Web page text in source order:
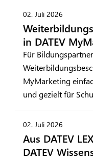
02. Juli 2026
in DATEV
Für
MyMarketing
und gezielt für
02. Juli 2026
Aus DATEV
DATEV